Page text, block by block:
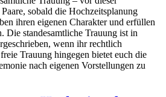
sobald die Hochzeitsplanung
ihren eigenen Charakter und erfüllen
Die standesamtliche Trauung ist in
wenn ihr rechtlich
Trauung hingegen bietet euch die
nach eigenen Vorstellungen zu